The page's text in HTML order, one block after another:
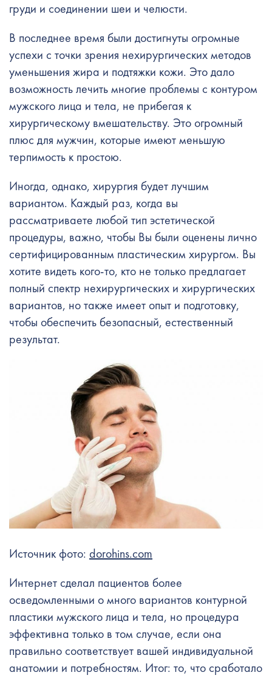
груди и соединении шеи и челюсти.
В последнее время были достигнуты огромные
успехи с точки зрения нехирургических методов
уменьшения жира и подтяжки кожи. Это дало
возможность лечить многие проблемы с контуром
мужского лица и тела, не прибегая к
хирургическому вмешательству. Это огромный
плюс для мужчин, которые имеют меньшую
терпимость к простою.
Иногда, однако, хирургия будет лучшим
вариантом. Каждый раз, когда вы
рассматриваете любой тип эстетической
процедуры, важно, чтобы Вы были оценены лично
сертифицированным пластическим хирургом. Вы
хотите видеть кого-то, кто не только предлагает
полный спектр нехирургических и хирургических
вариантов, но также имеет опыт и подготовку,
чтобы обеспечить безопасный, естественный
результат.
Источник фото: dorohins.com
Интернет сделал пациентов более
осведомленными о много вариантов контурной
пластики мужского лица и тела, но процедура
эффективна только в том случае, если она
правильно соответствует вашей индивидуальной
анатомии и потребностям. Итог: то, что сработало